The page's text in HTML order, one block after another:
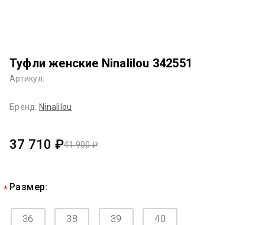
Туфли женские Ninalilou 342551
Артикул:
Бренд: Ninalilou
41 900 ₽
37 710 ₽
Размер:
36 38 39 40